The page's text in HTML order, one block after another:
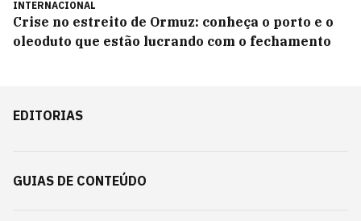
INTERNACIONAL
Crise no estreito de Ormuz: conheça o porto e o
oleoduto que estão lucrando com o fechamento
EDITORIAS
GUIAS DE CONTEÚDO